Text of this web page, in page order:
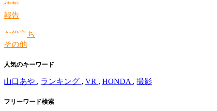
情報
報告
お役立ち
その他
人気のキーワード
山口あや , ランキング , VR , HONDA , 撮影
フリーワード検索